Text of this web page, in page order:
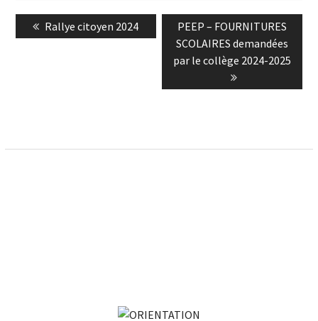
Navigation
Previous
post:
Rallye citoyen 2024
Next
post:
PEEP – FOURNITURES
SCOLAIRES demandées
par le collège 2024-2025